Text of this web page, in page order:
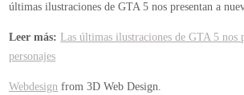
últimas ilustraciones de GTA 5 nos presentan a
Leer más: Las últimas ilustraciones de GTA 5 nos
personajes
Webdesign from 3D Web Design.